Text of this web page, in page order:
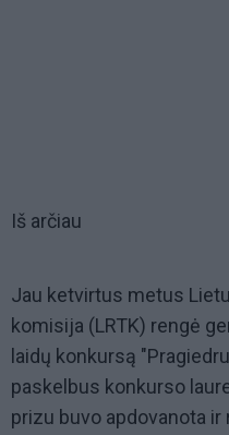
Iš arčiau
Jau ketvirtus metus
komisija (LRTK) rengė
laidų konkursą
paskelbus konkurso
prizu buvo apdovanota